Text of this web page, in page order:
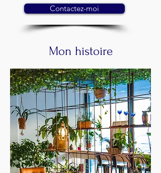
Contactez-moi
Mon histoire